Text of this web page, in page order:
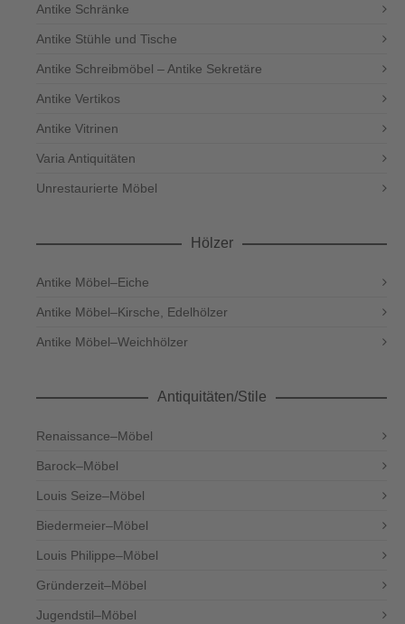
Antike Schränke
Antike Stühle und Tische
Antike Schreibmöbel – Antike Sekretäre
Antike Vertikos
Antike Vitrinen
Varia Antiquitäten
Unrestaurierte Möbel
Hölzer
Antike Möbel–Eiche
Antike Möbel–Kirsche, Edelhölzer
Antike Möbel–Weichhölzer
Antiquitäten/Stile
Renaissance–Möbel
Barock–Möbel
Louis Seize–Möbel
Biedermeier–Möbel
Louis Philippe–Möbel
Gründerzeit–Möbel
Jugendstil–Möbel